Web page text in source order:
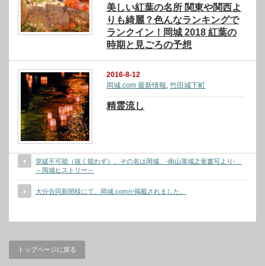
美しい紅葉の名所 関東や関西よ
りも綺麗？色んなランキングで
ランクイン！岡城 2018 紅葉の
時期と見ごろの予想
2016-8-12
岡城.com 最新情報 ,竹田城下町
精霊流し
突破不可能（抜く能わず）、その名は岡城 -南山落城之覚書写より-
～岡城ヒストリー～
大分合同新聞様にて、岡城.comが掲載されました。
トップページに戻る